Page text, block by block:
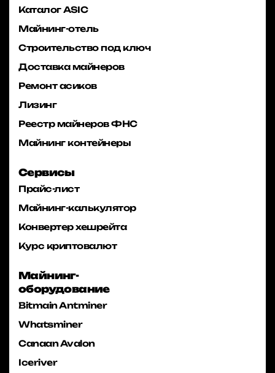
Каталог ASIC
Майнинг-отель
Строительство под ключ
Доставка майнеров
Ремонт асиков
Лизинг
Реестр майнеров ФНС
Майнинг контейнеры
Сервисы
Прайс-лист
Майнинг-калькулятор
Конвертер хешрейта
Курс криптовалют
Майнинг-
оборудование
Bitmain Antminer
Whatsminer
Canaan Avalon
Iceriver